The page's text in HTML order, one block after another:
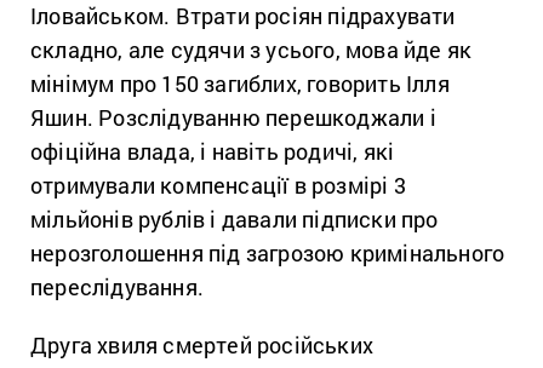
Іловайськом. Втрати росіян підрахувати
складно, але судячи з усього, мова йде як
мінімум про 150 загиблих, говорить Ілля
Яшин. Розслідуванню перешкоджали і
офіційна влада, і навіть родичі, які
отримували компенсації в розмірі 3
мільйонів рублів і давали підписки про
нерозголошення під загрозою кримінального
переслідування.
Друга хвиля смертей російських